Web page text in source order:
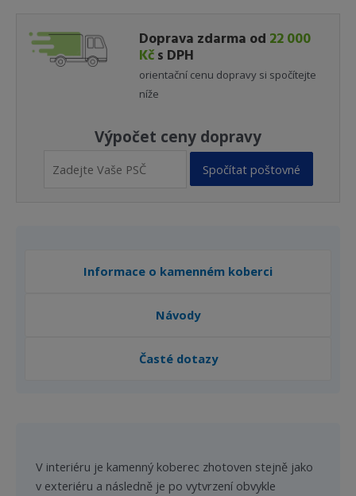
Doprava zdarma od 22 000
Kčs DPH
orientační cenu dopravy si spočítejte
níže
Výpočet ceny dopravy
Spočítat poštovné
Informace o kamenném koberci
Návody
Časté dotazy
V interiéru je kamenný koberec zhotoven stejně jako
v exteriéru a následně je po vytvrzení obvykle